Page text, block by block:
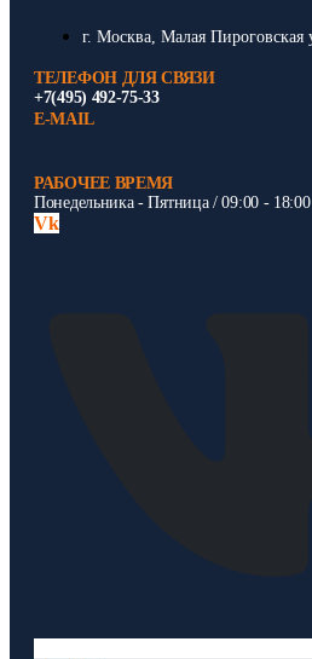
г. Москва, Малая Пироговская
ТЕЛЕФОН ДЛЯ СВЯЗИ
+7(495) 492-75-33
E-MAIL
РАБОЧЕЕ ВРЕМЯ
Понедельника - Пятница / 09:00 - 18:00
Vk